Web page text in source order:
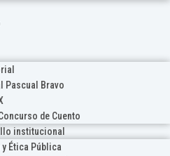
Pascual Bravo
de Cuento
institucional
Ética Pública